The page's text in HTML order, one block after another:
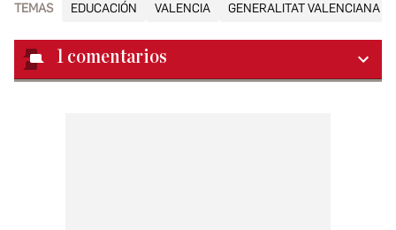
TEMAS EDUCACIÓN VALENCIA GENERALITAT VALENCIANA
1 comentarios